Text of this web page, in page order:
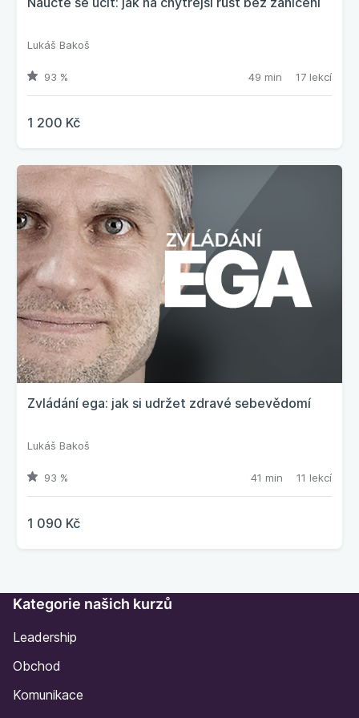
Lukáš Bakoš
93 % 49 min 17 lekcí
1 200 Kč
Zvládání ega: jak si udržet zdravé sebevědomí
Lukáš Bakoš
93 % 41 min 11 lekcí
1 090 Kč
Kategorie našich kurzů
Leadership
Obchod
Komunikace